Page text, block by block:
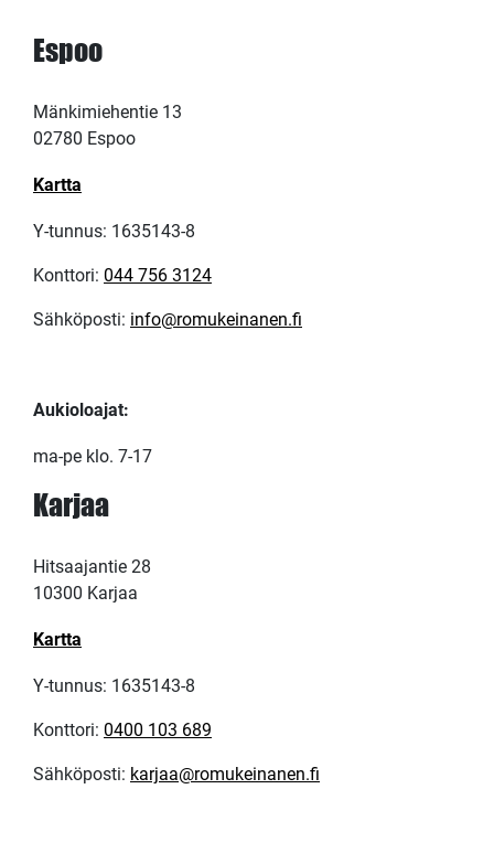
Espoo
Mänkimiehentie 13
02780 Espoo
Kartta
Y-tunnus: 1635143-8
Konttori: 044 756 3124
Sähköposti: info@romukeinanen.fi
Aukioloajat:
ma-pe klo. 7-17
Karjaa
Hitsaajantie 28
10300 Karjaa
Kartta
Y-tunnus: 1635143-8
Konttori: 0400 103 689
Sähköposti: karjaa@romukeinanen.fi